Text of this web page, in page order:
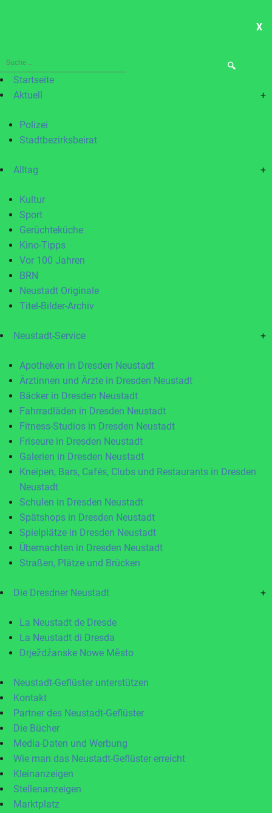
X
Suche
nach:Startseite
Aktuell
+
Polizei
Stadtbezirksbeirat
Alltag +
Kultur
Sport
Gerüchteküche
Kino-Tipps
Vor 100 Jahren
BRN
Neustadt Originale
Titel-Bilder-Archiv
Neustadt-Service +
Apotheken in Dresden Neustadt
Ärztinnen und Ärzte in Dresden Neustadt
Bäcker in Dresden Neustadt
Fahrradläden in Dresden Neustadt
Fitness-Studios in Dresden Neustadt
Friseure in Dresden Neustadt
Galerien in Dresden Neustadt
Kneipen, Bars, Cafés, Clubs und Restaurants in Dresden
Neustadt
Schulen in Dresden Neustadt
Spätshops in Dresden Neustadt
Spielplätze in Dresden Neustadt
Übernachten in Dresden Neustadt
Straßen, Plätze und Brücken
Die Dresdner Neustadt +
La Neustadt de Dresde
La Neustadt di Dresda
Drježdźanske Nowe Město
Neustadt-Geflüster unterstützen
Kontakt
Partner des Neustadt-Geflüster
Die Bücher
Media-Daten und Werbung
Wie man das Neustadt-Geflüster erreicht
Kleinanzeigen
Stellenanzeigen
Marktplatz